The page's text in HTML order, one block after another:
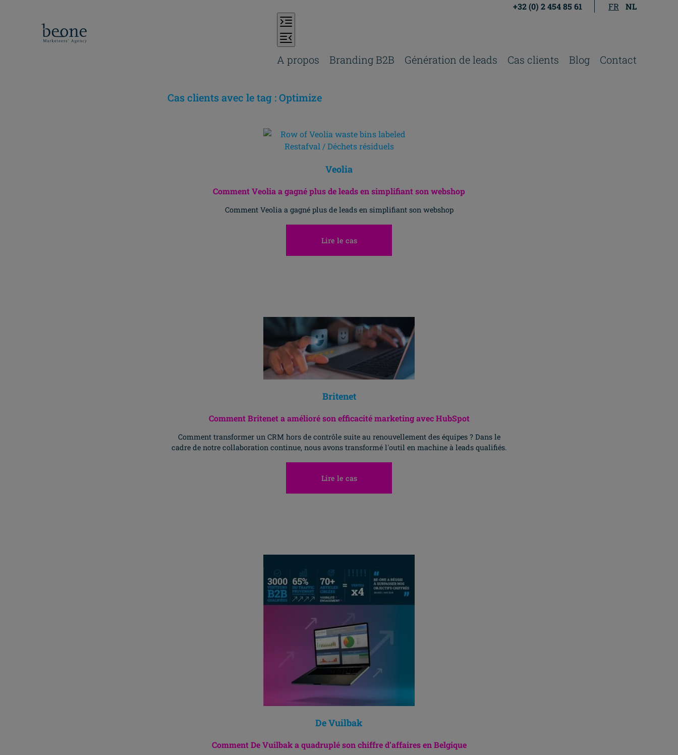
+32 (0) 2 454 85 61 FR NL
A propos Branding B2B Génération de leads Cas clients Blog Contact
Cas clients avec le tag : Optimize
Veolia
Comment Veolia a gagné plus de leads en simplifiant son webshop
Comment Veolia a gagné plus de leads en simplifiant son webshop
Lire le cas
Britenet
Comment Britenet a amélioré son efficacité marketing avec HubSpot
Comment transformer un CRM hors de contrôle suite au renouvellement des équipes ? Dans le
cadre de notre collaboration continue, nous avons transformé l'outil en machine à leads qualifiés.
Lire le cas
De Vuilbak
Comment De Vuilbak a quadruplé son chiffre d’affaires en Belgique